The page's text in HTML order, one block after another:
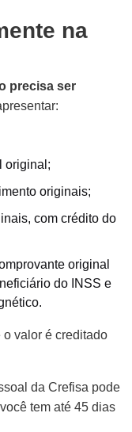
na
precisa ser
original;
originais;
com crédito do
original
do INSS e
o valor é creditado
da Crefisa pode
tem até 45 dias